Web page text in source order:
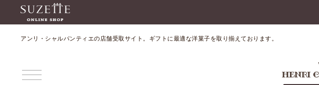
アンリ・シャルパンティエの店舗受取サイト。ギフトに最適な洋菓子を取り揃えております。